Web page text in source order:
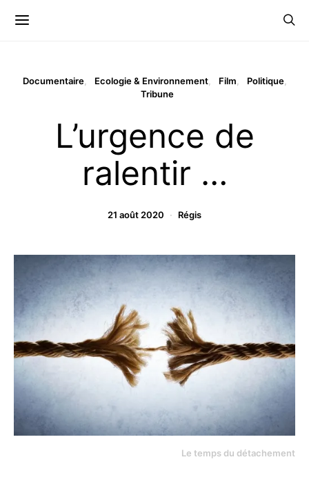
Documentaire Ecologie & Environnement Film
Politique
Tribune
L’urgence de
ralentir …
21 août 2020 Régis
Le temps du détachement